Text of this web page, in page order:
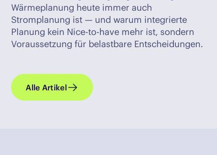
Wärmeplanung heute immer auch
Stromplanung ist — und warum integrierte
Planung kein Nice-to-have mehr ist, sondern
Voraussetzung für belastbare Entscheidungen.
Alle Artikel